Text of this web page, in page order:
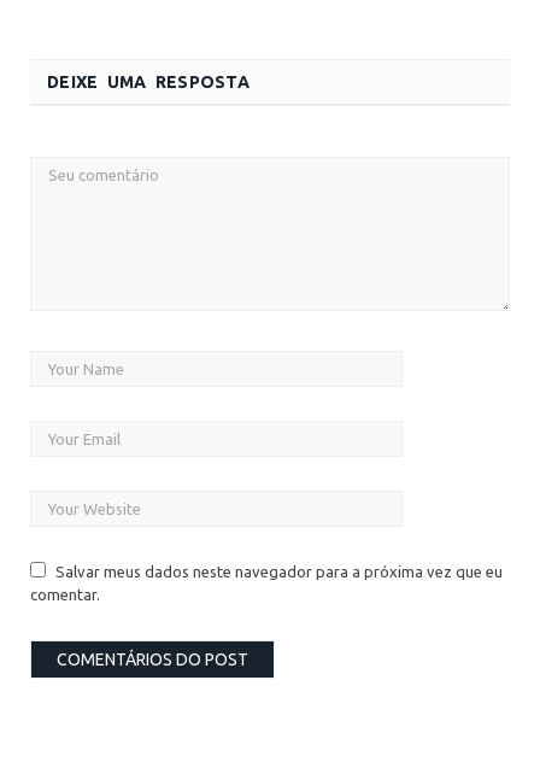
DEIXE UMA RESPOSTA
Salvar meus dados neste navegador para a próxima vez que eu
comentar.